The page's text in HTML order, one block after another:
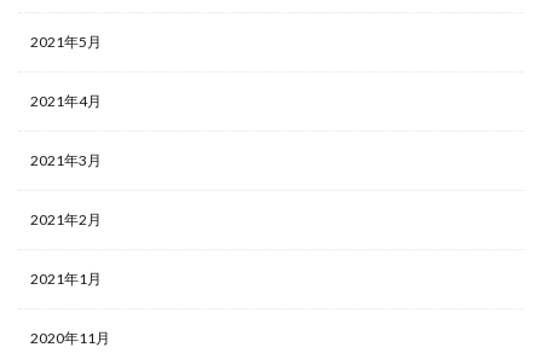
2021年5月
2021年4月
2021年3月
2021年2月
2021年1月
2020年11月